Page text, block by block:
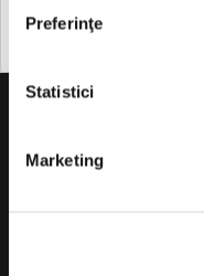
Preferinţe
Statistici
Marketing
About us
Legislation